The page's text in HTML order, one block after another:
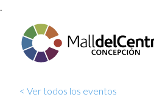
.
< Ver todos los eventos